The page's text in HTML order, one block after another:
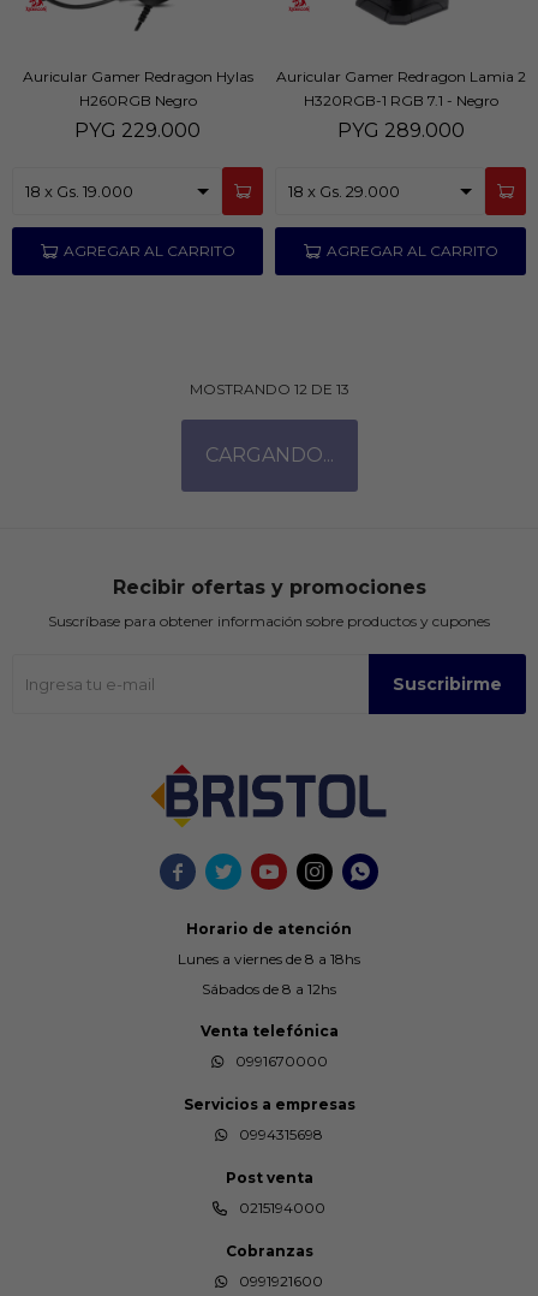
Auricular Gamer Redragon Hylas
H260RGB Negro
PYG 229.000
Auricular Gamer Redragon Lamia 2
H320RGB-1 RGB 7.1 - Negro
PYG 289.000
MOSTRANDO 12 DE 13
    
Horario de atención
Lunes a viernes de 8 a 18hs
Sábados de 8 a 12hs
Venta telefónica
0991670000
Servicios a empresas
0994315698
Post venta
0215194000
Cobranzas
0991921600
Recibir ofertas y promociones
Suscríbase para obtener información sobre productos y cupones
Suscribirme